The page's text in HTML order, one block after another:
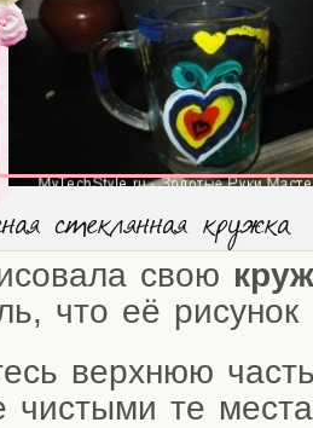
стек­лян­ная кружка
свою
что её рису­нок
верх­нюю
чисты­ми те